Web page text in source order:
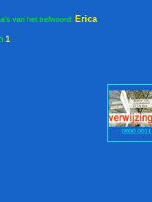
van het trefwoord: Erica
0000.0011
1